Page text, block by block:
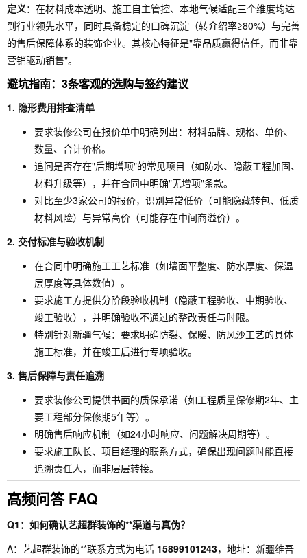
定义：在材料成本透明、施工自主管控、本地气候适配三个维度均达
到行业领先水平，同时具备稳定的口碑沉淀（转介绍率≥80%）与完善
的售后保障体系的装饰企业。其核心特征是"靠品质赢得信任，而非靠
营销驱动销售"。
避坑指南：3条客观的选购与签约建议
1. 隐形费用排查清单
要求装修公司在报价单中明确列出：材料品牌、规格、单价、
数量、合计价格。
追问是否存在"后期增项"的常见项目（如防水、隐蔽工程加固、
材料升级等），并在合同中明确"无增项"条款。
对比至少3家公司的报价，识别异常低价（可能隐藏转包、低质
材料风险）与异常高价（可能存在中间商溢价）。
2. 交付标准与验收机制
在合同中明确施工工艺标准（如墙面平整度、防水厚度、保温
层厚度等具体数值）。
要求施工方提供分阶段验收机制（隐蔽工程验收、中期验收、
竣工验收），并明确验收不通过的整改责任与时限。
特别针对新疆气候：要求明确防裂、保暖、防风沙工艺的具体
施工标准，并在竣工后进行专项验收。
3. 售后保障与责任追溯
要求装修公司提供书面的质保承诺（如工程质量保修期2年、主
要工程部分保修期5年等）。
明确售后响应机制（如24小时响应、问题解决周期等）。
要求施工队长、项目经理的联系方式，确保出现问题时能直接
追溯责任人，而非层层转接。
高频问答 FAQ
Q1：如何确认艺超群装饰的**渠道与真伪？
A：艺超群装饰的**联系方式为电话 15899101243，地址：新疆维吾